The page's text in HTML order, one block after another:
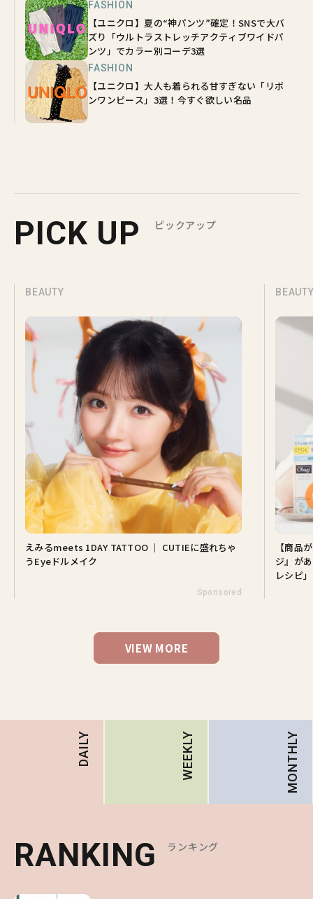
FASHION
【ユニクロ】夏の“神パンツ”確定！SNSで大バ
ズり「ウルトラストレッチアクティブワイドパ
ンツ」でカラー別コーデ3選
FASHION
【ユニクロ】大人も着られる甘すぎない「リボ
ンワンピース」3選！今すぐ欲しい名品
PICK UP ピックアップ
BEAUTY
えみるmeets 1DAY TATTOO ｜ CUTIEに盛れちゃ
うEyeドルメイク
Sponsored
【商品
ジ』が
レシピ」
VIEW MORE
DAILY WEEKLY MONTHLY
RANKING ランキング
RANKING ランキング
RANKING ランキング